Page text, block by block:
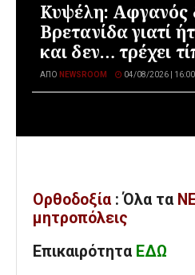
Κυψέλη: Αφγανός
Βρετανίδα γιατί
και δεν… τρέχει
ΑΠΌ NEWSROOM 04/08/2026 | 16:00
Ορθοδοξία : Όλα τα
μητροπόλεις
Επικαιρότητα ΕΔΩ